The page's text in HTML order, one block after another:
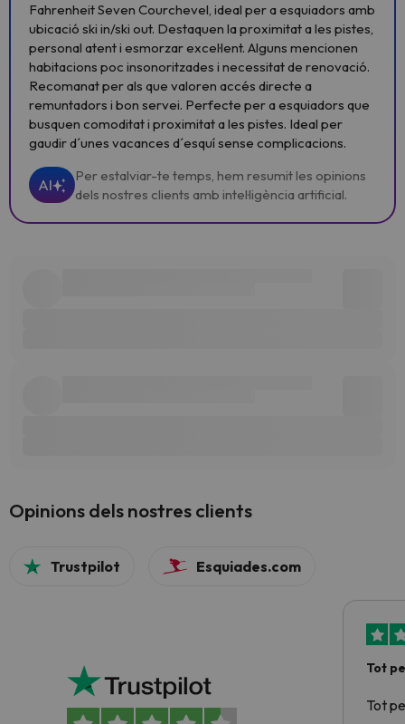
Fahrenheit Seven Courchevel, ideal per a esquiadors amb
ubicació ski in/ski out. Destaquen la proximitat a les pistes,
personal atent i esmorzar excel·lent. Alguns mencionen
habitacions poc insonoritzades i necessitat de renovació.
Recomanat per als que valoren accés directe a
remuntadors i bon servei. Perfecte per a esquiadors que
busquen comoditat i proximitat a les pistes. Ideal per
gaudir d´unes vacances d´esquí sense complicacions.
AI
Per estalviar-te temps, hem resumit les opinions
dels nostres clients amb intel·ligència artificial.
Opinions dels nostres clients
Trustpilot Esquiades.com
Tot
Tot